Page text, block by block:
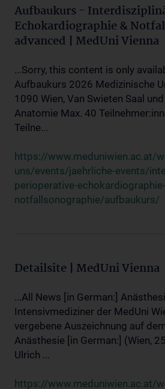
Aufbaukurs -
Echokardiographie &
advanced | MedUni Vienna
...Sorry, this content is only
Aufbaukurs 2026 Medizinische
1090 Wien, Van Swieten Saal
Anatomie Max. 40
Teilne...
https://www.meduniwien.ac.at/
uns/events/jaehrliche-events/
perioperative-echokardiographie-
notfallsonographie/aufbaukurs/
Detailsite | MedUni Vienna
...All News [in German:]
Intensivmediziner der MedUni
vergebene Auszeichnung auf
Anästhesie [in German:] (Wien,
Ulrich ...
https://www.meduniwien.ac.at/